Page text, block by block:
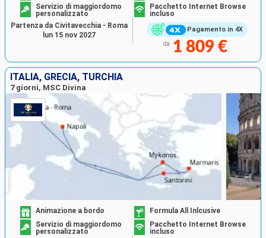
Pagamento in 4X
Servizio di maggiordomo
personalizzato
Pacchetto Internet Browse
incluso
da 1 809 €
Partenza da Civitavecchia - Roma
lun 15 nov 2027
ITALIA, GRECIA, TURCHIA
7 giorni, MSC Divina
Animazione a bordo
Formula All Inlcusive
Servizio di maggiordomo
personalizzato
Pacchetto Internet Browse
incluso